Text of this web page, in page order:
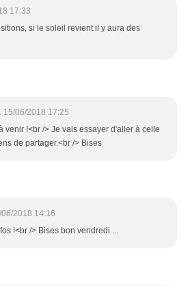
17:33
si le soleil revient il y aura des
15/06/2018 17:25
venir !<br /> Je vais essayer d'aller à celle
de partager.<br /> Bises
06/2018 14:16
!<br /> Bises bon vendredi ...